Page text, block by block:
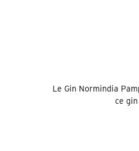
Le Gin Normindia
ce